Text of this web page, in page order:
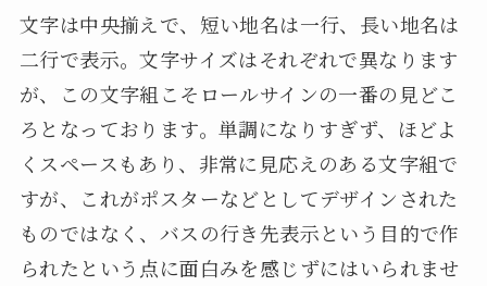
文字は中央揃えで、短い地名は一行、長い地名は
二行で表示。文字サイズはそれぞれで異なります
が、この文字組こそロールサインの一番の見どこ
ろとなっております。単調になりすぎず、ほどよ
くスペースもあり、非常に見応えのある文字組で
すが、これがポスターなどとしてデザインされた
ものではなく、バスの行き先表示という目的で作
られたという点に面白みを感じずにはいられませ